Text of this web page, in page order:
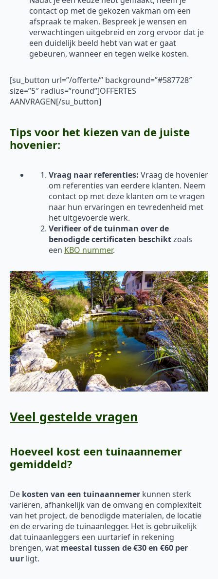
contact op met de gekozen vakman om een
afspraak te maken. Bespreek je wensen en
verwachtingen uitgebreid en zorg ervoor dat je
een duidelijk beeld hebt van wat er gaat
gebeuren, wanneer en tegen welke kosten.
[su_button url=”/offerte/” background=”#587728″
size=”5″ radius=”round”]OFFERTES
AANVRAGEN[/su_button]
Tips voor het kiezen van de juiste
hovenier:
Vraag naar referenties: Vraag de hovenier
om referenties van eerdere klanten. Neem
contact op met deze klanten om te vragen
naar hun ervaringen en tevredenheid met
het uitgevoerde werk.
Verifieer of de tuinman over de
benodigde certificaten beschiktzoals
een KBO nummer.
Veel gestelde vragen
Hoeveel kost een tuinaannemer
gemiddeld?
De kosten van een tuinaannemer kunnen sterk
variëren, afhankelijk van de omvang en complexiteit
van het project, de benodigde materialen, de locatie
en de ervaring de tuinaanlegger. Het is gebruikelijk
dat tuinaanleggers een uurtarief in rekening
brengen, wat meestal tussen de €30 en €60 per
uur ligt.